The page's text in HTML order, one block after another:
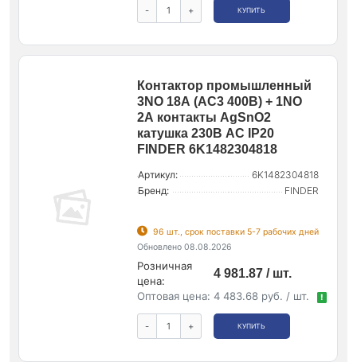
- + КУПИТЬ
Контактор промышленный
3NO 18А (АС3 400В) + 1NO
2А контакты AgSnO2
катушка 230В АС IP20
FINDER 6K1482304818
Артикул:
6K1482304818
Бренд:
FINDER
96 шт., срок поставки 5-7 рабочих дней
Обновлено 08.08.2026
Розничная
цена:
4 981.87 / шт.
Оптовая цена: 4 483.68 руб. / шт. !
- + КУПИТЬ